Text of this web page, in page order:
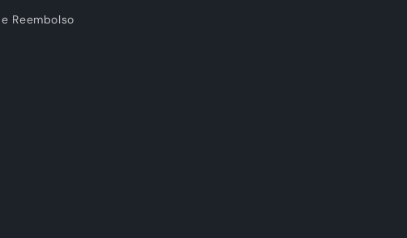
Reembolso